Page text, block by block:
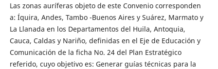
Las zonas auríferas objeto de este Convenio corresponden
a: Íquira, Andes, Tambo -Buenos Aires y Suárez, Marmato y
La Llanada en los Departamentos del Huila, Antoquia,
Cauca, Caldas y Nariño, definidas en el Eje de Educación y
Comunicación de la ficha No. 24 del Plan Estratégico
referido, cuyo objetivo es: Generar guías técnicas para la